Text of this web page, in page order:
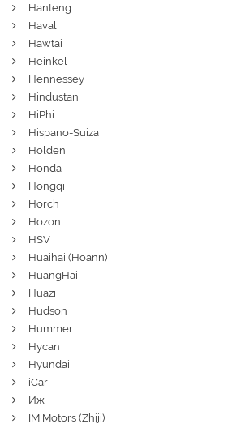
Hanteng
Haval
Hawtai
Heinkel
Hennessey
Hindustan
HiPhi
Hispano-Suiza
Holden
Honda
Hongqi
Horch
Hozon
HSV
Huaihai (Hoann)
HuangHai
Huazi
Hudson
Hummer
Hycan
Hyundai
iCar
Иж
IM Motors (Zhiji)